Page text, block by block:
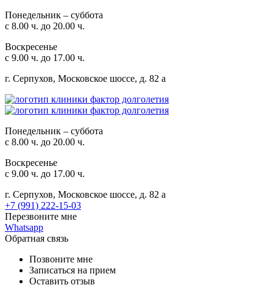
Понедельник – суббота
с 8.00 ч. до 20.00 ч.
Воскресенье
с 9.00 ч. до 17.00 ч.
г. Серпухов, Московское шоссе, д. 82 а
Понедельник – суббота
с 8.00 ч. до 20.00 ч.
Воскресенье
с 9.00 ч. до 17.00 ч.
г. Серпухов, Московское шоссе, д. 82 а
+7 (991) 222-15-03
Перезвоните мне
Whatsapp
Обратная связь
Позвоните мне
Записаться на прием
Оставить отзыв